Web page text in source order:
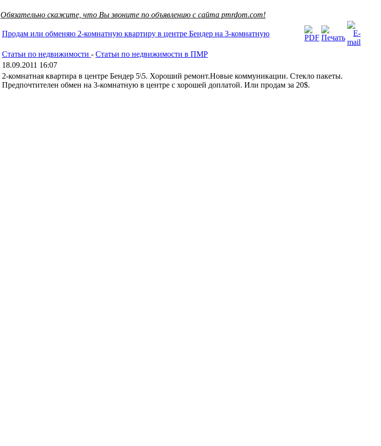
Обязательно скажите, что Вы звоните по объявлению с сайта pmrdom.com!
Продам или обменяю 2-комнатную квартиру в центре Бендер на 3-комнатную
Статьи по недвижимости - Статьи по недвижимости в ПМР
18.09.2011 16:07
2-комнатная квартира в центре Бендер 5\5. Хороший ремонт.Новые коммуникации. Стекло пакеты.
Предпочтителен обмен на 3-комнатную в центре с хорошей доплатой. Или продам за 20$.